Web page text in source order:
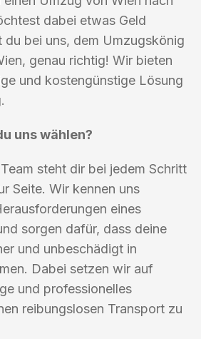
dabei etwas Geld
du bei uns, dem Umzugskönig
genau richtig! Wir bieten
und kostengünstige Lösung
uns wählen?
steht dir bei jedem Schritt
Seite. Wir kennen uns
eines
sorgen dafür, dass deine
und unbeschädigt in
Dabei setzen wir auf
und professionelles
reibungslosen Transport zu